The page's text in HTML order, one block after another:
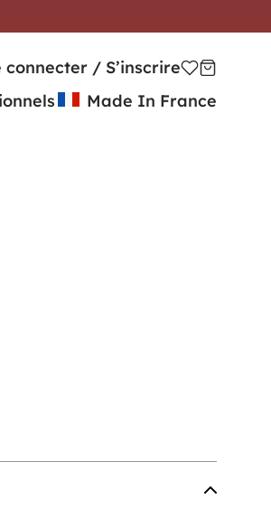
connecter / S’inscrire
Made In France